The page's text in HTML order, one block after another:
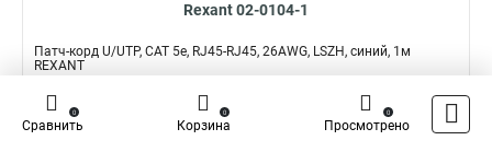
Rexant 02-0104-1
Патч-корд U/UTP, CAT 5e, RJ45-RJ45, 26AWG, LSZH, синий, 1м
REXANT
Подробнее Сравнить
Наличие:
Сравнить
0
Корзина
0
Просмотрено
0